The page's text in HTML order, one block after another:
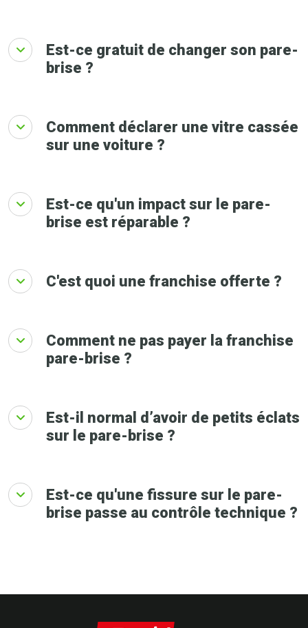
Est-ce gratuit de changer son pare-
brise ?
Comment déclarer une vitre cassée
sur une voiture ?
Est-ce qu'un impact sur le pare-
brise est réparable ?
C'est quoi une franchise offerte ?
Comment ne pas payer la franchise
pare-brise ?
Est-il normal d’avoir de petits éclats
sur le pare-brise ?
Est-ce qu'une fissure sur le pare-
brise passe au contrôle technique ?